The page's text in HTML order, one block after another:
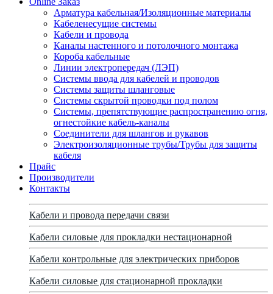
Арматура кабельная/Изоляционные материалы
Кабеленесущие системы
Кабели и провода
Каналы настенного и потолочного монтажа
Короба кабельные
Линии электропередач (ЛЭП)
Системы ввода для кабелей и проводов
Системы защиты шланговые
Системы скрытой проводки под полом
Системы, препятствующие распространению огня,
огнестойкие кабель-каналы
Соединители для шлангов и рукавов
Электроизоляционные трубы/Трубы для защиты
кабеля
Прайс
Производители
Контакты
Кабели и провода передачи связи
Кабели силовые для прокладки нестационарной
Кабели контрольные для электрических приборов
Кабели силовые для стационарной прокладки